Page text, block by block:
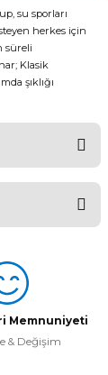
su sporları
herkes için
süreli
Klasik
şıklığı
Memnuniyeti
& Değişim